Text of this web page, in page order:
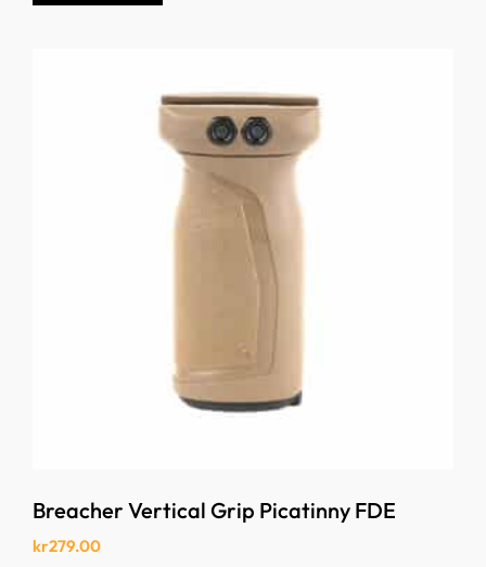
Breacher Vertical Grip Picatinny FDE
kr279.00